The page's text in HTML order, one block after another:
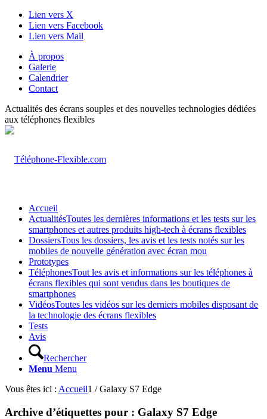
Lien vers X
Lien vers Facebook
Lien vers Mail
À propos
Galerie
Calendrier
Contact
Actualités des écrans souples et des nouvelles technologies dédiées
aux téléphones flexibles
Accueil
ActualitésToutes les dernières informations et les tests sur les
smartphones et autres produits high-tech à écrans flexibles
DossiersTous les dossiers, les avis et les tests notés sur les
mobiles de nouvelle génération avec écran mou
Prototypes
TéléphonesTout les avis et informations sur les téléphones à
écrans flexibles qui sont vendus dans les boutiques de
smartphones
VidéosToutes les vidéos sur les derniers mobiles disposant de
la technologie des écrans flexibles
Tests
Avis
Rechercher
Menu Menu
Vous êtes ici : Accueil1 / Galaxy S7 Edge
Archive d’étiquettes pour : Galaxy S7 Edge